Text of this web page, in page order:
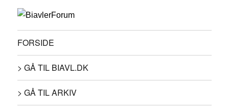
FORSIDE
> GÅ TIL BIAVL.DK
> GÅ TIL ARKIV